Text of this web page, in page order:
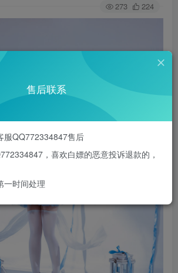
273 224
售后联系
服QQ772334847售后
，喜欢白嫖的恶意投诉退款的，
一时间处理